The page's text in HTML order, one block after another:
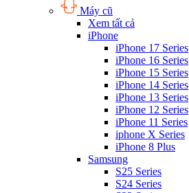
Máy cũ
Xem tất cả
iPhone
iPhone 17 Series
iPhone 16 Series
iPhone 15 Series
iPhone 14 Series
iPhone 13 Series
iPhone 12 Series
iPhone 11 Series
iphone X Series
iPhone 8 Plus
Samsung
S25 Series
S24 Series